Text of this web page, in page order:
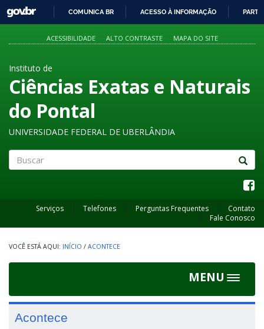
PARA
O
GOVBR
COMUNICA BR ACESSO À INFORMAÇÃO
ACESSIBILIDADE ALTO CONTRASTE MAPA DO SITE
Instituto de
Ciências Exatas e Naturais
do Pontal
UNIVERSIDADE FEDERAL DE UBERLÂNDIA
Serviços Telefones Perguntas Frequentes
Contato
Fale Conosco
INÍCIO / ACONTECE
MENU
Toggle
Acontece